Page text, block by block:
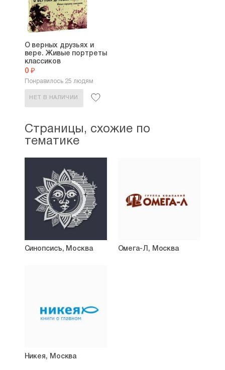
О верных друзьях и
вере. Живые портреты
классиков
0 ₽
Понравилось 25 людям
НЕТ В НАЛИЧИИ
Страницы, схожие по
тематике
Синопсисъ, Москва Омега-Л, Москва
Никея, Москва